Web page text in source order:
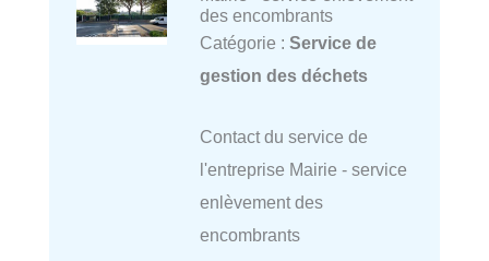
des encombrants
Catégorie : Service de
gestion des déchets
Contact du service de
l'entreprise Mairie - service
enlèvement des
encombrants